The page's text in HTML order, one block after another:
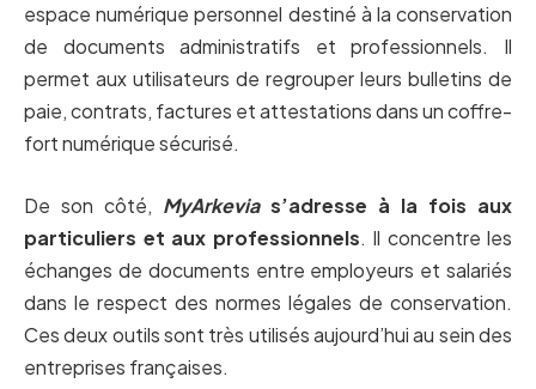
espace numérique personnel destiné à la conservation
de documents administratifs et professionnels. Il
permet aux utilisateurs de regrouper leurs bulletins de
paie, contrats, factures et attestations dans un coffre-
fort numérique sécurisé.
De son côté, MyArkevia s’adresse à la fois aux
particuliers et aux professionnels. Il concentre les
échanges de documents entre employeurs et salariés
dans le respect des normes légales de conservation.
Ces deux outils sont très utilisés aujourd’hui au sein des
entreprises françaises.